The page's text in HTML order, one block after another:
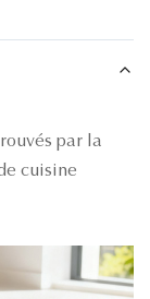
par la
cuisine